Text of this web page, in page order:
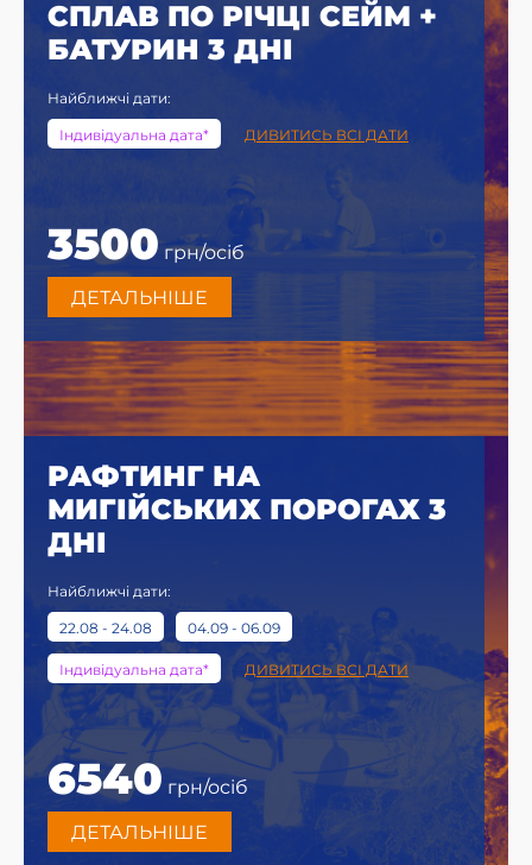
СПЛАВ ПО РІЧЦІ СЕЙМ +
БАТУРИН 3 ДНІ
Найближчі дати:
Індивідуальна дата* ДИВИТИСЬ ВСІ ДАТИ
3500 грн/осіб
ДЕТАЛЬНІШЕ
РАФТИНГ НА
МИГІЙСЬКИХ ПОРОГАХ 3
ДНІ
Найближчі дати:
22.08 - 24.08 04.09 - 06.09
Індивідуальна дата* ДИВИТИСЬ ВСІ ДАТИ
6540 грн/осіб
ДЕТАЛЬНІШЕ